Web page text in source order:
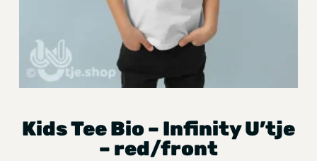
Kids Tee Bio – Infinity U’tje
– red/front